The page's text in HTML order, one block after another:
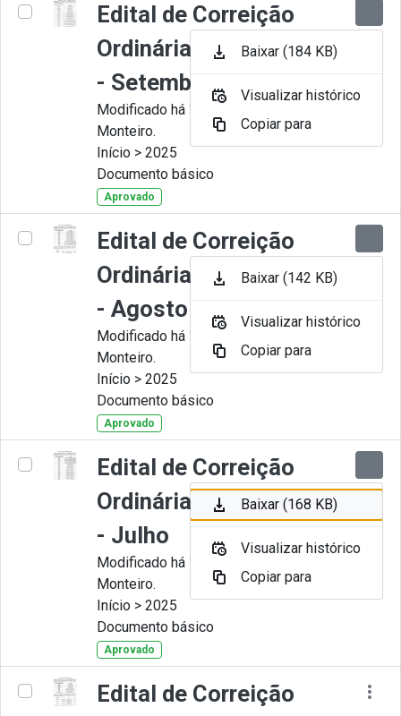
Edital de Correição
Ordinária nº 009-2025
- Setembro
Modificado há 11 Meses por Juliana
Monteiro.
Início > 2025
Documento básico
Aprovado
Edital de Correição
Ordinária nº 008-2025
- Agosto
Modificado há 11 Meses por Juliana
Monteiro.
Início > 2025
Documento básico
Aprovado
Edital de Correição
Ordinária nº 007-2025
- Julho
Modificado há 11 Meses por Juliana
Monteiro.
Início > 2025
Documento básico
Aprovado
Edital de Correição
Baixar (184 KB)
Visualizar histórico
Copiar para
Baixar (142 KB)
Visualizar histórico
Copiar para
Baixar (168 KB)
Visualizar histórico
Copiar para